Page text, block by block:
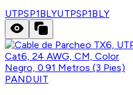
UTPSP1BLYUTPSP1BLY
PANDUIT